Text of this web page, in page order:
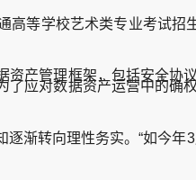
学校艺术类专业考试招
管理框架，包括安全协
应对数据资产运营中的
转向理性务实。“如今年